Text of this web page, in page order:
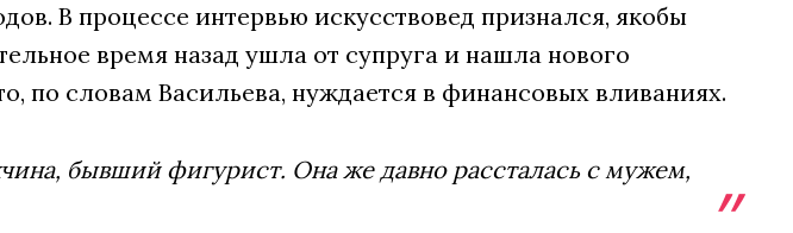
В процессе интервью искусствовед признался, якобы
время назад ушла от супруга и нашла нового
по словам Васильева, нуждается в финансовых вливаниях.
бывший фигурист. Она же давно рассталась с мужем,